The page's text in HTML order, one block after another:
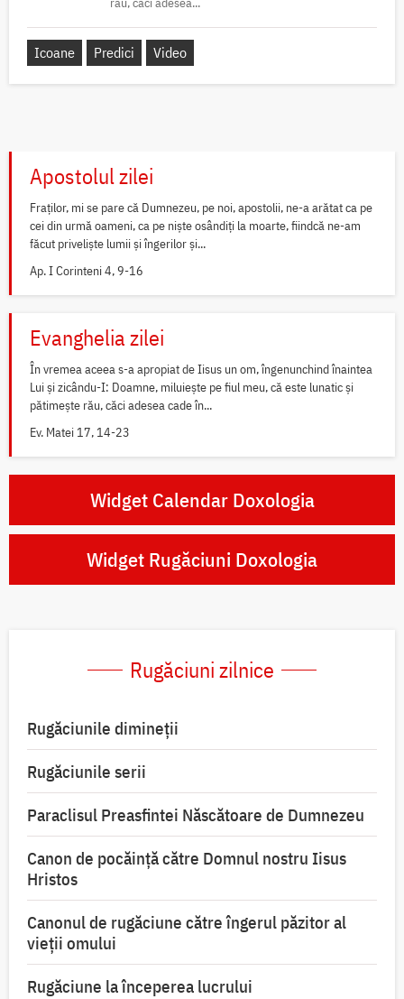
Icoane Predici Video
Apostolul zilei
Fraților, mi se pare că Dumnezeu, pe noi, apostolii, ne-a arătat ca pe
cei din urmă oameni, ca pe niște osândiți la moarte, fiindcă ne-am
făcut priveliște lumii și îngerilor și...
Ap. I Corinteni 4, 9-16
Evanghelia zilei
În vremea aceea s-a apropiat de Iisus un om, îngenunchind înaintea
Lui și zicându-I: Doamne, miluiește pe fiul meu, că este lunatic și
pătimește rău, căci adesea cade în...
Ev. Matei 17, 14-23
Widget Calendar Doxologia
Widget Rugăciuni Doxologia
Rugăciuni zilnice
Rugăciunile dimineții
Rugăciunile serii
Paraclisul Preasfintei Născătoare de Dumnezeu
Canon de pocăință către Domnul nostru Iisus
Hristos
Canonul de rugăciune către îngerul păzitor al
vieții omului
Rugăciune la începerea lucrului